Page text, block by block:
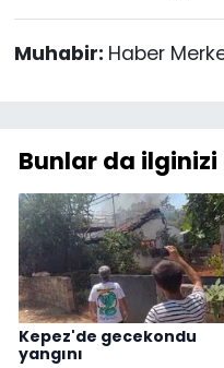
Muhabir: Haber
Bunlar da
Kepez'de gecekondu
yangını